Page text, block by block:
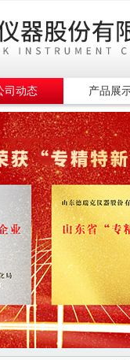
司动态 产品展